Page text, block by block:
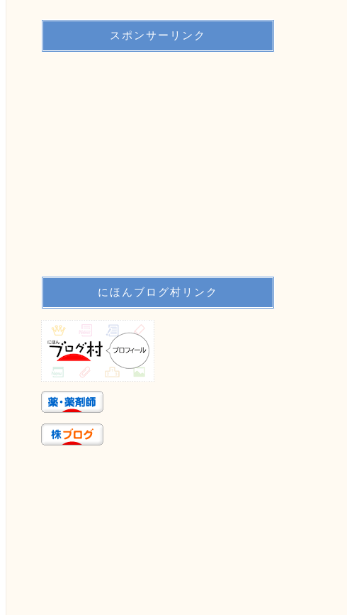
スポンサーリンク
にほんブログ村リンク